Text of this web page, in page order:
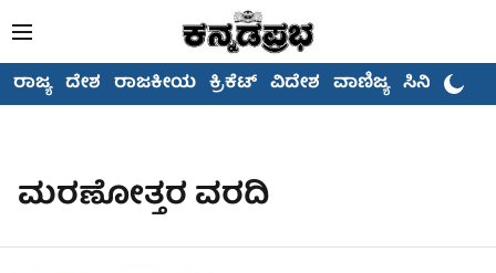
ರಾಜ್ಯ ದೇಶ ರಾಜಕೀಯ ಕ್ರಿಕೆಟ್ ವಿದೇಶ ವಾಣಿಜ್ಯ ಸಿನಿಮಾ
ಮರಣೋತ್ತರ ವರದಿ